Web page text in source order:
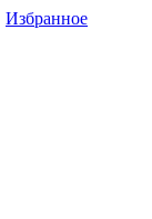
Избранное